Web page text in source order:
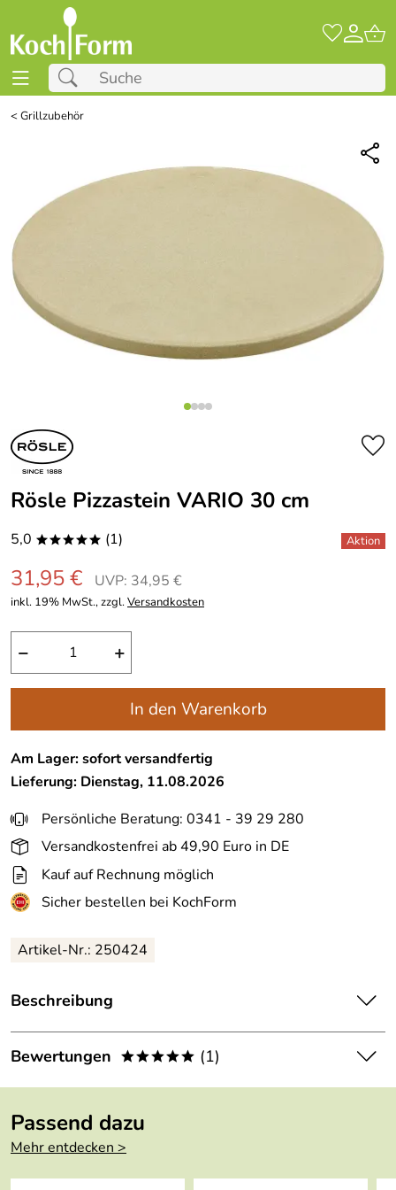
<Grillzubehör
Rösle Pizzastein VARIO 30 cm
5,0 ***** (1)
31,95 € UVP: 34,95 €
inkl. 19% MwSt., zzgl.Versandkosten
− +
In den Warenkorb
Am Lager: sofort versandfertig
Lieferung: Dienstag, 11.08.2026
Persönliche Beratung: 0341 - 39 29 280
Versandkostenfrei ab 49,90 Euro in DE
Kauf auf Rechnung möglich
Sicher bestellen bei KochForm
Artikel-Nr.: 250424
Beschreibung
Rösle Pizzastein VARIO 30 cm. Passend für das VARIO-
Grillrostsystem. Ideal für die Zubereitung von knuspriger
und ist ideal für die Zubereitung von Pizza und Brot auf
dem Grill oder im Backofen. Der Schamottstein speichert
Bewertungen ***** (1)
5
4
3
Passend dazu
Mehr entdecken >